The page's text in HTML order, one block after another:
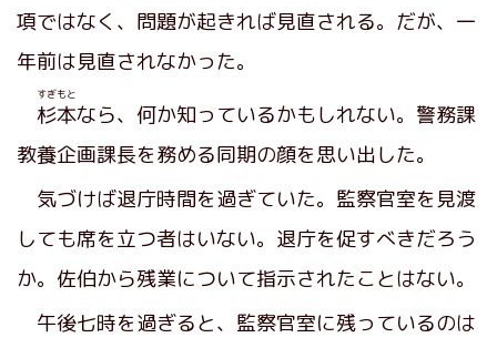
項ではなく、問題が起きれば見直される。だが、一
年前は見直されなかった。
杉本
すぎもと
なら、何か知っているかもしれない。警務課
教養企画課長を務める同期の顔を思い出した。
気づけば退庁時間を過ぎていた。監察官室を見渡
しても席を立つ者はいない。退庁を促すべきだろう
か。佐伯から残業について指示されたことはない。
午後七時を過ぎると、監察官室に残っているのは